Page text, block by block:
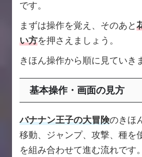
です。
まずは操作を覚え、そのあと
い方を押さえましょう。
きほん操作から順に見ていき
基本操作・画面の見方
バナナン王子の大冒険のきほ
移動、ジャンプ、攻撃、種を
を組み合わせて進む流れです。